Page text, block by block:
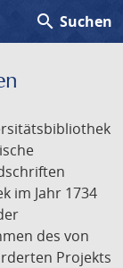
search Suchen
im Jahr 1734
des von
Projekts